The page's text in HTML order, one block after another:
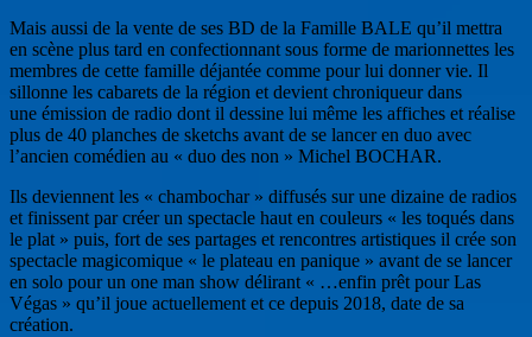
Mais aussi de la vente de ses BD de la Famille BALE qu’il mettra
en scène plus tard en confectionnant sous forme de marionnettes les
membres de cette famille déjantée comme pour lui donner vie. Il
sillonne les cabarets de la région et devient chroniqueur dans
une émission de radio dont il dessine lui même les affiches et réalise
plus de 40 planches de sketchs avant de se lancer en duo avec
l’ancien comédien au « duo des non » Michel BOCHAR.
Ils deviennent les « chambochar » diffusés sur une dizaine de radios
et finissent par créer un spectacle haut en couleurs « les toqués dans
le plat » puis, fort de ses partages et rencontres artistiques il crée son
spectacle magicomique « le plateau en panique » avant de se lancer
en solo pour un one man show délirant « …enfin prêt pour Las
Végas » qu’il joue actuellement et ce depuis 2018, date de sa
création.